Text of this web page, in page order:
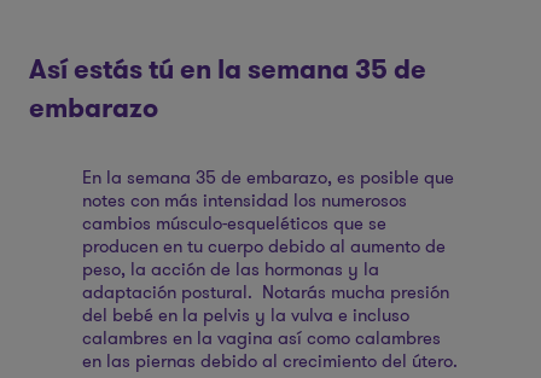
Así estás tú en la semana 35 de
embarazo
En la semana 35 de embarazo, es posible que
notes con más intensidad los numerosos
cambios músculo-esqueléticos que se
producen en tu cuerpo debido al aumento de
peso, la acción de las hormonas y la
adaptación postural. Notarás mucha presión
del bebé en la pelvis y la vulva e incluso
calambres en la vagina así como calambres
en las piernas debido al crecimiento del útero.